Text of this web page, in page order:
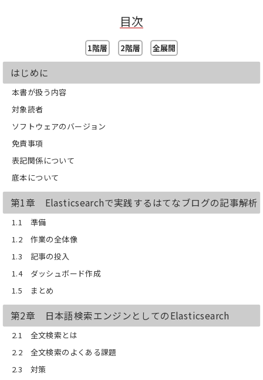
・Elasticsearchを多少触ったことがある
・実践的な次の一歩を踏み出そうとして
いる
【目次】
ブログの記事解析
2.3 対策
2.4 Sudachiとは
2.5 Sudachiを使ってみる
3.5 Elasticsearch SQLの仕組み
3.6 CLIの使い方
3.7 JDBCドライバでのアクセス
第4章 はじめてのElasticsearchクラス
目次
1階層 2階層 全展開
はじめに
本書が扱う内容
対象読者
ソフトウェアのバージョン
免責事項
表記関係について
底本について
第1章 Elasticsearchで実践するはてなブログの記事解析
1.1 準備
1.2 作業の全体像
1.3 記事の投入
1.4 ダッシュボード作成
1.5 まとめ
第2章 日本語検索エンジンとしてのElasticsearch
2.1 全文検索とは
2.2 全文検索のよくある課題
2.3 対策